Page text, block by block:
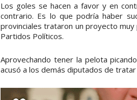
Los goles se hacen a favor y en
contrario. Es lo que podría haber
provinciales trataron un proyecto
Partidos Políticos.
Aprovechando tener la pelota
acusó a los demás diputados de